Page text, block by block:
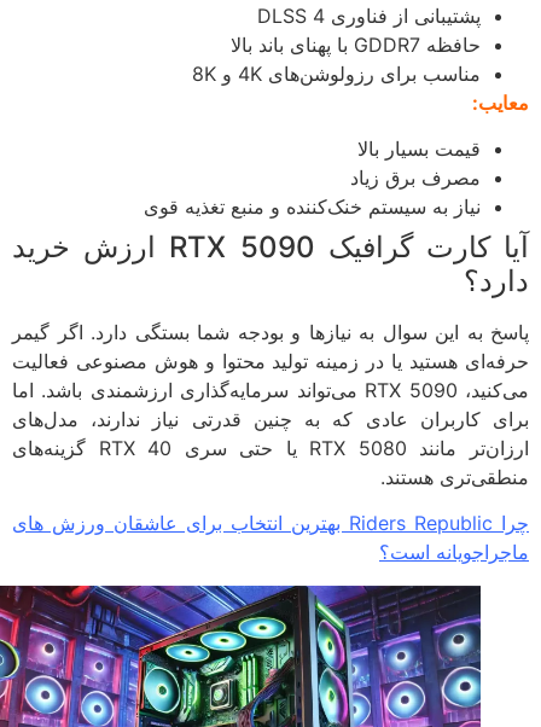
پشتیبانی از فناوری DLSS 4
حافظه GDDR7 با پهنای باند بالا
مناسب برای رزولوشن‌های 4K و 8K
قیمت بسیار بالا
مصرف برق زیاد
نیاز به سیستم خنک‌کننده و منبع تغذیه قوی
آیا کارت گرافیک RTX 5090 ارزش خرید
به این سوال به نیازها و بودجه شما بستگی دارد. اگر گیمر
هستید یا در زمینه تولید محتوا و هوش مصنوعی فعالیت
می‌کنید، RTX 5090 می‌تواند سرمایه‌گذاری ارزشمندی باشد. اما
کاربران عادی که به چنین قدرتی نیاز ندارند، مدل‌های
ارزان‌تر مانند RTX 5080 یا حتی سری RTX 40 گزینه‌های
هستند.
چرا Riders Republic بهترین انتخاب برای عاشقان ورزش های
است؟